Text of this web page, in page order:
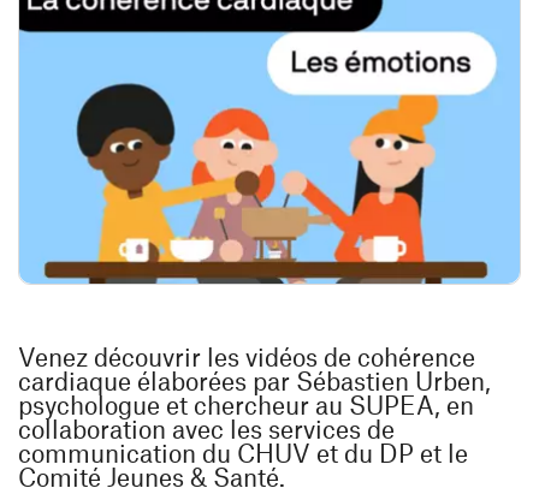
Venez découvrir les vidéos de cohérence
cardiaque élaborées par Sébastien Urben,
psychologue et chercheur au SUPEA, en
collaboration avec les services de
communication du CHUV et du DP et le
Comité Jeunes & Santé.